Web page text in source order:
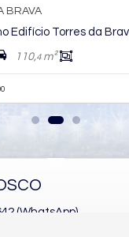
BRAVA
100,0m²
(WhatsApp)